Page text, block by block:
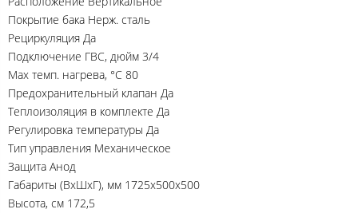
Покрытие бака Нерж. сталь
Рециркуляция Да
Подключение ГВС, дюйм 3/4
Max темп. нагрева, °С 80
Предохранительный клапан Да
Теплоизоляция в комплекте Да
Регулировка температуры Да
Тип управления Механическое
Защита Анод
Габариты (ВхШхГ), мм 1725x500x500
Высота, см 172,5